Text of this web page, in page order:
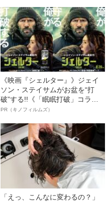
〈欠勤前日、販売業者に妻は
「今日の夜、夫と…」〉【再逮
捕】
《映画『シェルター』》ジェイ
ソン・ステイサムがお盆を“打
破”する!!《「眠眠打破」コラ
ボ》
PR（キノフィルムズ）
「えっ、こんなに変わるの？」